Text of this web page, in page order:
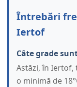
Întrebări
Iertof
Câte grade
Astăzi, în
o minimă de